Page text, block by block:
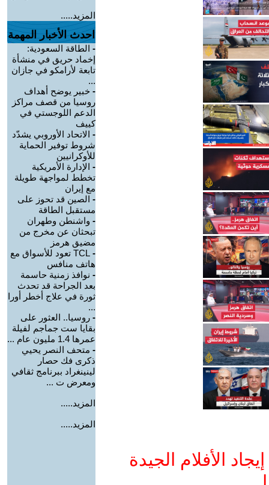
الأفلام الجيدة
المزيد.....
احدث الأخبار المهمة
- الطاقة السعودية:
إخماد حريق في منشأة
تابعة لأرامكو في جازان
...
- خبير يوضح أهداف
روسيا من قصف مراكز
الدعم اللوجستي في
كييف
- الاتحاد الأوروبي يشدّد
شروط توفير الحماية
للأوكرانيين
- الإدارة الأمريكية
تخطط لمواجهة طويلة
مع إيران
- الصين قد تحوز على
مستقبل الطاقة
- واشنطن وطهران
تبحثان عن مخرج من
مضيق هرمز
-
TCL تعود للأسواق مع
هاتف منافس
- نوافذ زمنية حاسمة
بعد الجراحة قد تحدث
ثورة في علاج أخطر أورا
...
- روسيا.. العثور على
بقايا ست جماجم لفيلة
عمرها 1.4 مليون عام ...
- متحف النصر يحيي
ذكرى فك حصار
لينينغراد ببرنامج ثقافي
ومعرض ت ...
المزيد.....
المزيد.....